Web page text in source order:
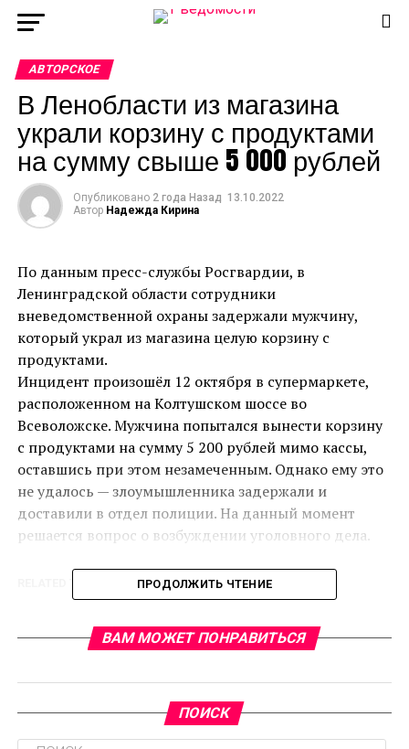
АВТОРСКОЕ
В Ленобласти из магазина
украли корзину с продуктами
на сумму свыше 5 000 рублей
Опубликовано 2 года Назад 13.10.2022
Автор Надежда Кирина
По данным пресс-службы Росгвардии, в
Ленинградской области сотрудники
вневедомственной охраны задержали мужчину,
который украл из магазина целую корзину с
продуктами.
Инцидент произошёл 12 октября в супермаркете,
расположенном на Колтушском шоссе во
Всеволожске. Мужчина попытался вынести корзину
с продуктами на сумму 5 200 рублей мимо кассы,
оставшись при этом незамеченным. Однако ему это
не удалось — злоумышленника задержали и
доставили в отдел полиции. На данный момент
решается вопрос о возбуждении уголовного дела.
Жители Волхова посадили 30 кустов сирени в
память о павших во время Великой Отечественной
Ленинградская область вошла в ТОП-5 регионов по
выпуску молочной продукции
ПРОДОЛЖИТЬ ЧТЕНИЕ
ВАМ МОЖЕТ ПОНРАВИТЬСЯ
ПОИСК